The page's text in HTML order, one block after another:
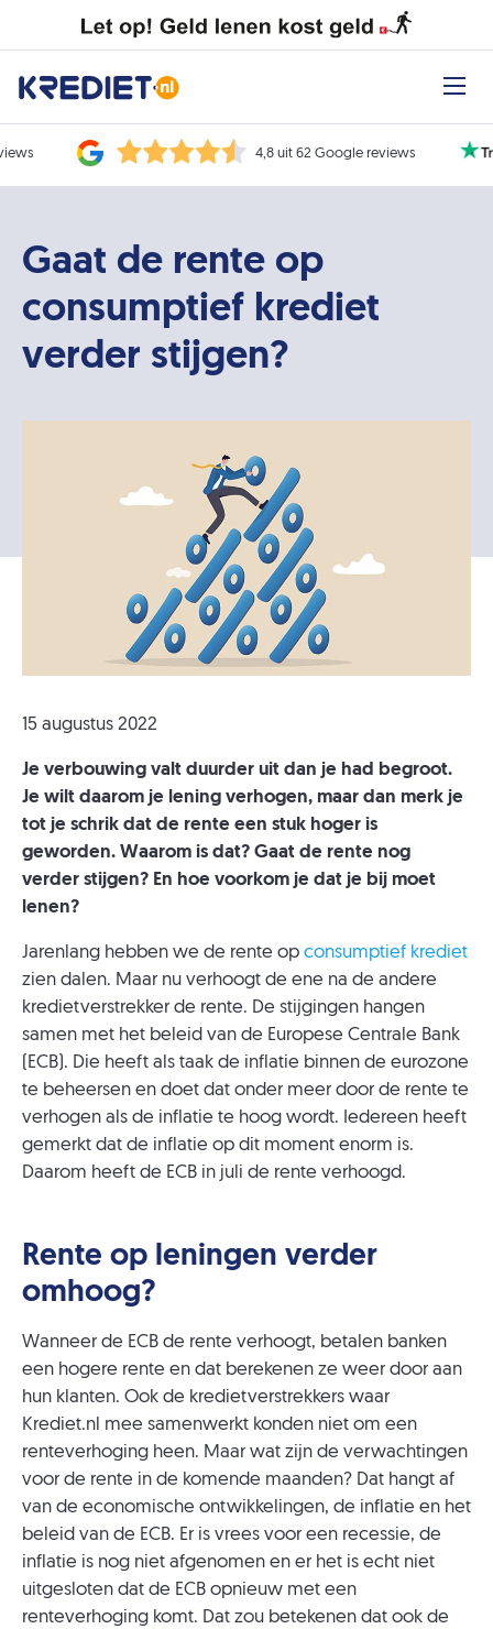
4,8 uit 62 Google reviews
Gaat de rente op
consumptief krediet
verder stijgen?
15 augustus 2022
Je verbouwing valt duurder uit dan je had begroot.
Je wilt daarom je lening verhogen, maar dan merk je
tot je schrik dat de rente een stuk hoger is
geworden. Waarom is dat? Gaat de rente nog
verder stijgen? En hoe voorkom je dat je bij moet
lenen?
Jarenlang hebben we de rente op consumptief krediet
zien dalen. Maar nu verhoogt de ene na de andere
kredietverstrekker de rente. De stijgingen hangen
samen met het beleid van de Europese Centrale Bank
(ECB). Die heeft als taak de inflatie binnen de eurozone
te beheersen en doet dat onder meer door de rente te
verhogen als de inflatie te hoog wordt. Iedereen heeft
gemerkt dat de inflatie op dit moment enorm is.
Daarom heeft de ECB in juli de rente verhoogd.
Rente op leningen verder
omhoog?
Wanneer de ECB de rente verhoogt, betalen banken
een hogere rente en dat berekenen ze weer door aan
hun klanten. Ook de kredietverstrekkers waar
Krediet.nl mee samenwerkt konden niet om een
renteverhoging heen. Maar wat zijn de verwachtingen
voor de rente in de komende maanden? Dat hangt af
van de economische ontwikkelingen, de inflatie en het
beleid van de ECB. Er is vrees voor een recessie, de
inflatie is nog niet afgenomen en er het is echt niet
uitgesloten dat de ECB opnieuw met een
renteverhoging komt. Dat zou betekenen dat ook de